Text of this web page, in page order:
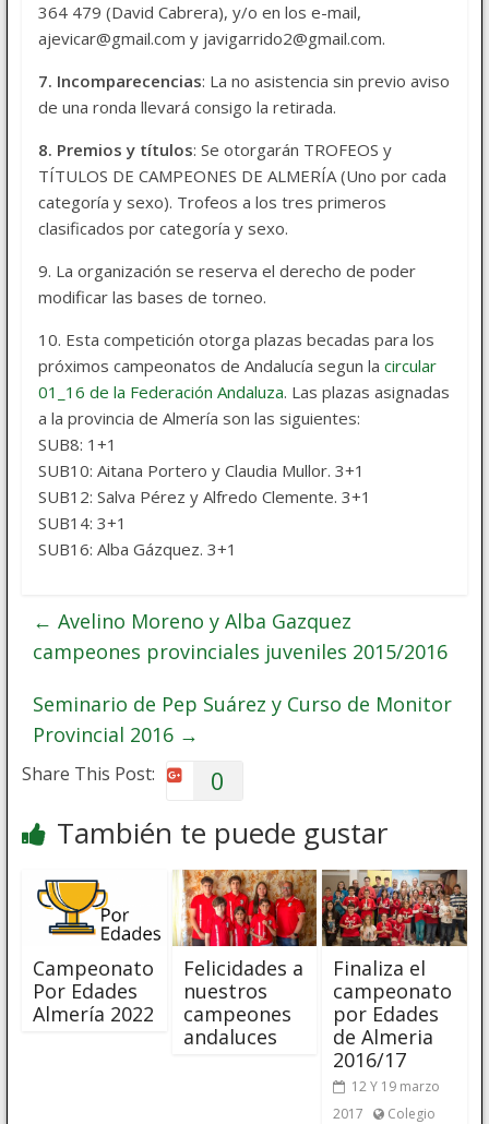
364 479 (David Cabrera), y/o en los e-mail,
ajevicar@gmail.com y javigarrido2@gmail.com.
7. Incomparecencias: La no asistencia sin previo aviso
de una ronda llevará consigo la retirada.
8. Premios y títulos: Se otorgarán TROFEOS y
TÍTULOS DE CAMPEONES DE ALMERÍA (Uno por cada
categoría y sexo). Trofeos a los tres primeros
clasificados por categoría y sexo.
9. La organización se reserva el derecho de poder
modificar las bases de torneo.
10. Esta competición otorga plazas becadas para los
próximos campeonatos de Andalucía segun la circular
01_16 de la Federación Andaluza. Las plazas asignadas
a la provincia de Almería son las siguientes:
SUB8: 1+1
SUB10: Aitana Portero y Claudia Mullor. 3+1
SUB12: Salva Pérez y Alfredo Clemente. 3+1
SUB14: 3+1
SUB16: Alba Gázquez. 3+1
← Avelino Moreno y Alba Gazquez
campeones provinciales juveniles 2015/2016
Seminario de Pep Suárez y Curso de Monitor
Provincial 2016 →
Share This Post: 0
También te puede gustar
Campeonato
Por Edades
Almería 2022
Felicidades a
nuestros
campeones
andaluces
Finaliza el
campeonato
por Edades
de Almeria
2016/17
12 Y 19 marzo
2017
Colegio